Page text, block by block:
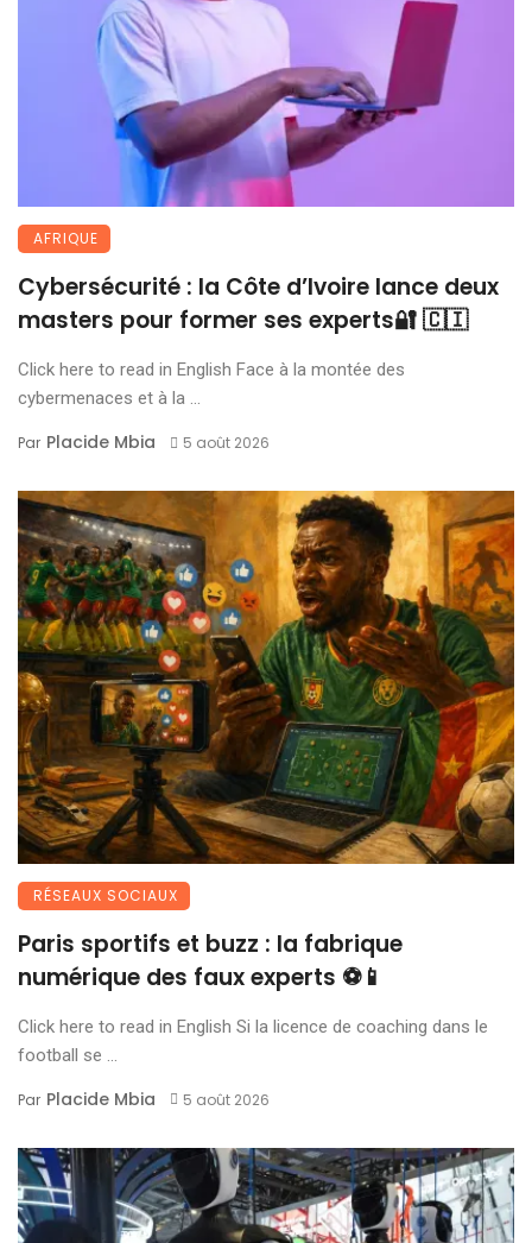
AFRIQUE
Cybersécurité : la Côte d’Ivoire lance deux
masters pour former ses experts🔐 🇨🇮
Click here to read in English Face à la montée des
cybermenaces et à la ...
Par Placide Mbia 5 août 2026
RÉSEAUX SOCIAUX
Paris sportifs et buzz : la fabrique
numérique des faux experts ⚽📱
Click here to read in English Si la licence de coaching dans le
football se ...
Par Placide Mbia 5 août 2026